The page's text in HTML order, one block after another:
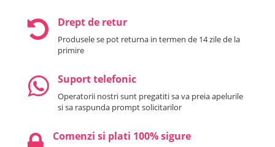
Drept de retur
Produsele se pot returna in termen de 14 zile de la
primire
Suport telefonic
Operatorii nostri sunt pregatiti sa va preia apelurile
si sa raspunda prompt solicitarilor
Comenzi si plati 100% sigure